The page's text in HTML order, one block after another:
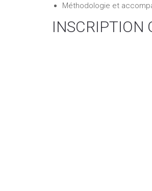
Méthodologie et
INSCRIPTION